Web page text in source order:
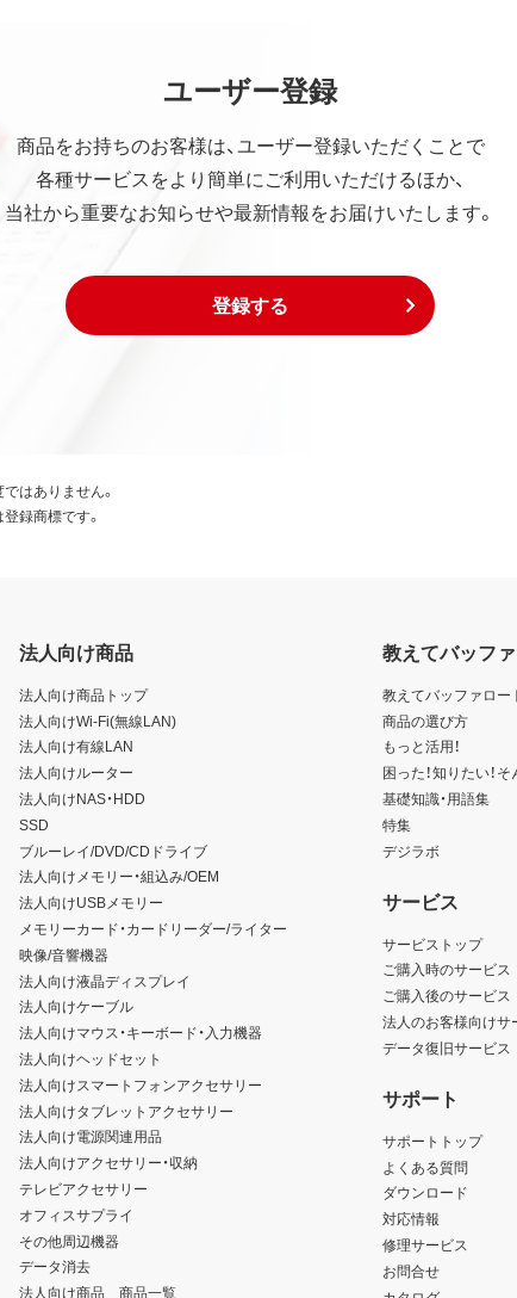
ユーザー登録
商品をお持ちのお客様は、ユーザー登録いただくことで
各種サービスをより簡単にご利用いただけるほか、
当社から重要なお知らせや最新情報をお届けいたします。
登録する
はありません。
録商標です。
法人向け商品
法人向け商品トップ
法人向けWi-Fi(無線LAN)
法人向け有線LAN
法人向けルーター
法人向けNAS・HDD
SSD
ブルーレイ/DVD/CDドライブ
法人向けメモリー・組込み/OEM
法人向けUSBメモリー
メモリーカード・カードリーダー/ライター
映像/音響機器
法人向け液晶ディスプレイ
法人向けケーブル
法人向けマウス・キーボード・入力機器
法人向けヘッドセット
法人向けスマートフォンアクセサリー
法人向けタブレットアクセサリー
法人向け電源関連用品
法人向けアクセサリー・収納
テレビアクセサリー
オフィスサプライ
その他周辺機器
データ消去
法人向け商品 商品一覧
教えてバッフ
教えてバッファロー
商品の選び方
もっと活用！
困った！知りたい！
基礎知識・用語集
特集
デジラボ
サービス
サービストップ
ご購入時のサービス
ご購入後のサービス
法人のお客様向けサ
データ復旧サービス
サポート
サポートトップ
よくある質問
ダウンロード
対応情報
修理サービス
お問合せ